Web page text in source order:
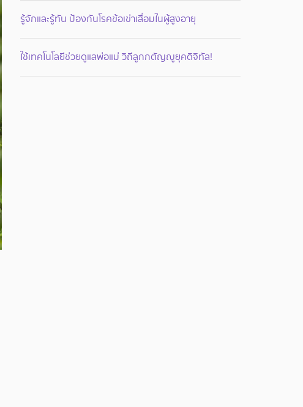
รู้จักและรู้ทัน ป้องกันโรคข้อเข่าเสื่อมในผู้สูงอายุ
ใช้เทคโนโลยีช่วยดูแลพ่อแม่ วิถีลูกกตัญญูยุคดิจิทัล!